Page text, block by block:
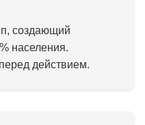
создающий
населения.
действием.